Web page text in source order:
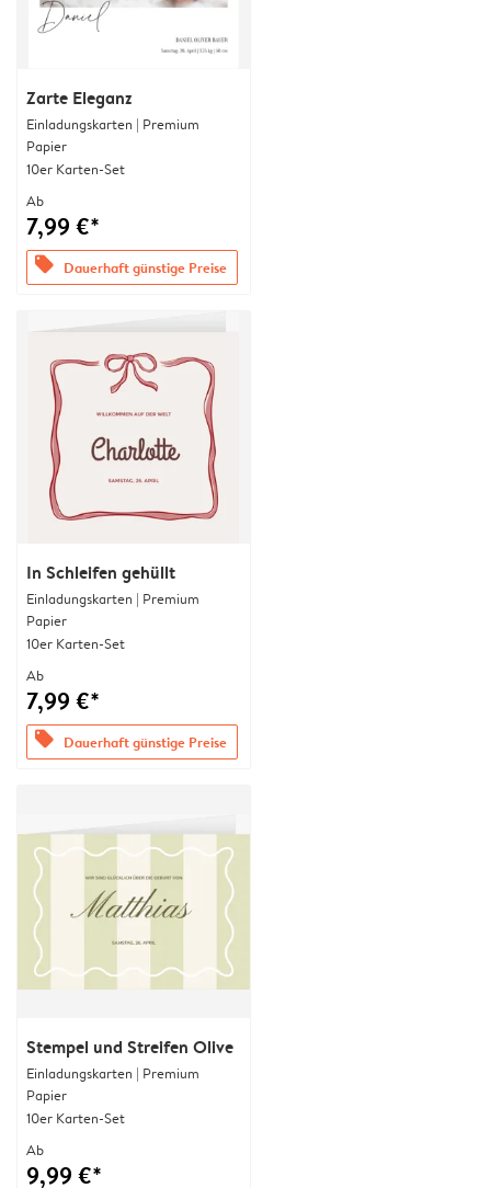
Zarte Eleganz
Einladungskarten | Premium
Papier
10er Karten-Set
Ab
7,99 €*
offers Dauerhaft günstige Preise
In Schleifen gehüllt
Einladungskarten | Premium
Papier
10er Karten-Set
Ab
7,99 €*
offers Dauerhaft günstige Preise
Stempel und Streifen Olive
Einladungskarten | Premium
Papier
10er Karten-Set
Ab
9,99 €*